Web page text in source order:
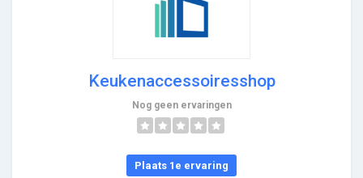
Keukenaccessoiresshop
Nog geen ervaringen
Plaats 1e ervaring